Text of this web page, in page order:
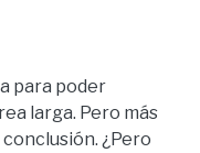
para poder
larga. Pero más
¿Pero